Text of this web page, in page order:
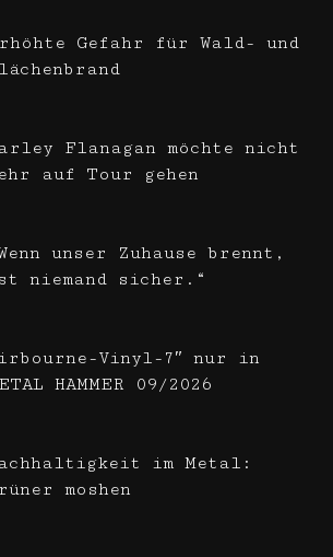
Gefahr für Wald- und
Flanagan möchte nicht
auf Tour gehen
unser Zuhause brennt,
niemand sicher.“
Vinyl-7″ nur in
HAMMER 09/2026
im Metal:
moshen